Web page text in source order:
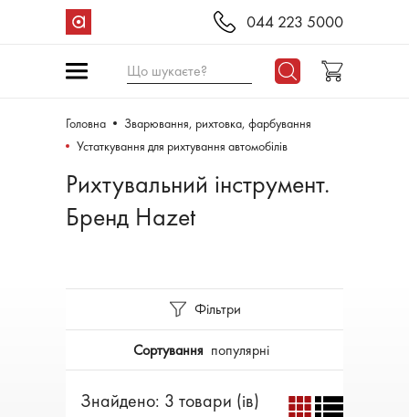
044 223 5000
Що шукаєте?
Головна
Зварювання, рихтовка, фарбування
Устаткування для рихтування автомобілів
Рихтувальний інструмент.
Бренд Hazet
Фільтри
Сортування популярні
Знайдено: 3 товари (ів)